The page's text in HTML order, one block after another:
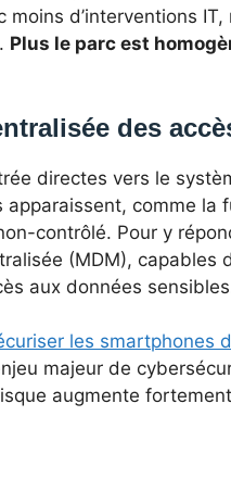
d’interventions IT,
Plus le parc est
des
directes vers le
apparaissent, comme la
contrôlé. Pour y
(MDM), capables
aux données
les smartphones
majeur de
augmente